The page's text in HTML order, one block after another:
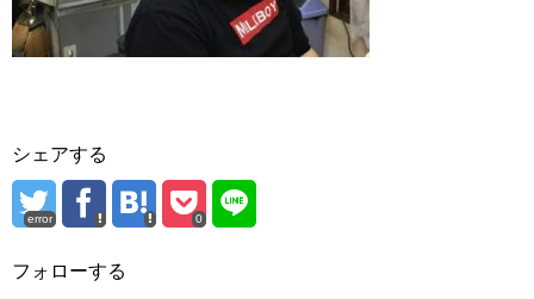
シェアする
error 0
フォローする